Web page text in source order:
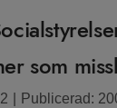
som
Publicerad: